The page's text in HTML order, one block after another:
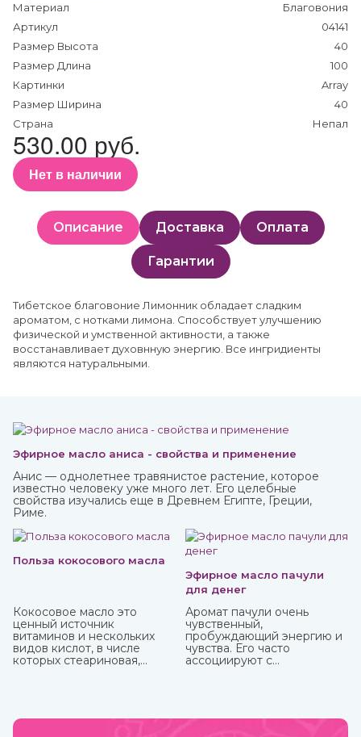
Материал
Благовония
Артикул
04141
Размер Высота
40
Размер Длина
100
Картинки
Array
Размер Ширина
40
Страна
Непал
530.00 руб.
Нет в наличии
Описание Доставка Оплата
Гарантии
Тибетское благовоние Лимонник обладает сладким
ароматом, с нотками лимона. Способствует улучшению
физической и умственной активности, а также
восстанавливает духовнную энергию. Все ингридиенты
являются натуральными.
Эфирное масло аниса - свойства и применение
Анис — однолетнее травянистое растение, которое
известно человеку уже много лет. Его целебные
свойства изучались еще в Древнем Египте, Греции,
Риме.
Польза кокосового масла
Кокосовое масло это
ценный источник
витаминов и нескольких
видов кислот, в числе
которых стеариновая,
не вступает в реакцию с
Эфирное масло пачули
для денег
Аромат пачули очень
чувственный,
пробуждающий энергию и
чувства. Его часто
ассоциируют с
сами деньги и все, что